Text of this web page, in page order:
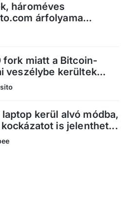
hároméves
árfolyama...
fork miatt a Bitcoin-
veszélybe kerültek...
kerül alvó módba,
is jelenthet...